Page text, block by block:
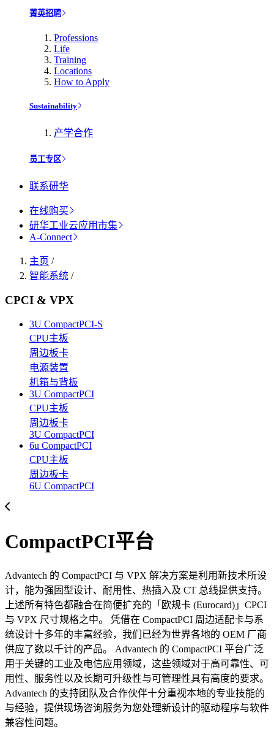
菁英招聘
Professions
Life
Training
Locations
How to Apply
Sustainability
产学合作
员工专区
联系研华
在线购买
研华工业云应用市集
A-Connect
主页 /
智能系统 /
CPCI & VPX
3U CompactPCI-S
CPU主板
周边板卡
电源装置
机箱与背板
3U CompactPCI
CPU主板
周边板卡
3U CompactPCI
6u CompactPCI
CPU主板
周边板卡
6U CompactPCI
CompactPCI平台
Advantech 的 CompactPCI 与 VPX 解决方案是利用新技术所设
计，能为强固型设计、耐用性、热插入及 CT 总线提供支持。
上述所有特色都融合在简便扩充的「欧规卡 (Eurocard)」CPCI
与 VPX 尺寸规格之中。 凭借在 CompactPCI 周边适配卡与系
统设计十多年的丰富经验，我们已经为世界各地的 OEM 厂商
供应了数以千计的产品。 Advantech 的 CompactPCI 平台广泛
用于关键的工业及电信应用领域，这些领域对于高可靠性、可
用性、服务性以及长期可升级性与可管理性具有高度的要求。
Advantech 的支持团队及合作伙伴十分重视本地的专业技能的
与经验，提供现场咨询服务为您处理新设计的驱动程序与软件
兼容性问题。